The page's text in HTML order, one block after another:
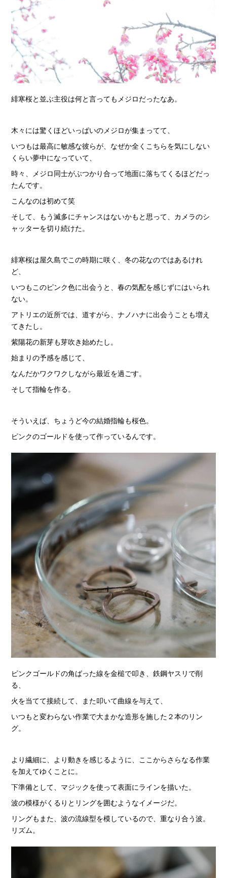
緋寒桜と並ぶ主役は何と言ってもメジロだったなあ。
木々には驚くほどいっぱいのメジロが集まってて、
いつもは最高に敏感な彼らが、なぜか全くこちらを気にしない
くらい夢中になっていて、
時々、メジロ同士がぶつかり合って地面に落ちてくるほどだっ
たんです。
こんなのは初めて笑
そして、もう滅多にチャンスはないかもと思って、カメラのシ
ャッターを切り続けた。
緋寒桜は屋久島でこの時期に咲く、冬の花なのではあるけれ
ど、
いつもこのピンク色に出会うと、春の気配を感じずにはいられ
ない。
アトリエの近所では、道すがら、ナノハナに出会うことも増え
てきたし。
紫陽花の新芽も芽吹き始めたし。
始まりの予感を感じて、
なんだかワクワクしながら最近を過ごす。
そして指輪を作る。
そういえば、ちょうど今の結婚指輪も桜色。
ピンクのゴールドを使って作っているんです。
ピンクゴールドの角ばった線を金槌で叩き、鉄鋼ヤスリで削
る、
火を当てて接続して、また叩いて曲線を与えて、
いつもと変わらない作業で大まかな造形を施した２本のリン
グ。
より繊細に、より動きを感じるように、ここからさらなる作業
を加えてゆくことに。
下準備として、マジックを使って表面にラインを描いた。
波の模様がくるりとリングを囲むようなイメージだ。
リングもまた、波の流線型を模しているので、重なり合う波。
リズム。